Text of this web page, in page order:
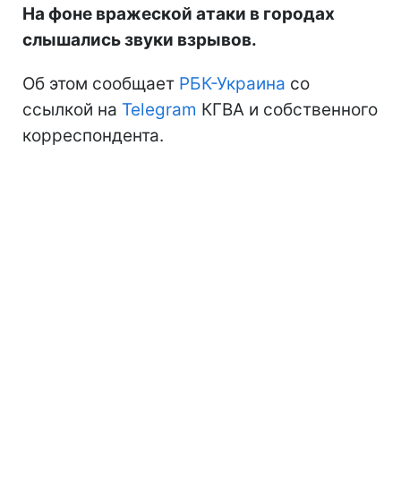
На фоне вражеской атаки в городах
слышались звуки взрывов.
Об этом сообщает РБК-Украина со
ссылкой на Telegram КГВА и собственного
корреспондента.